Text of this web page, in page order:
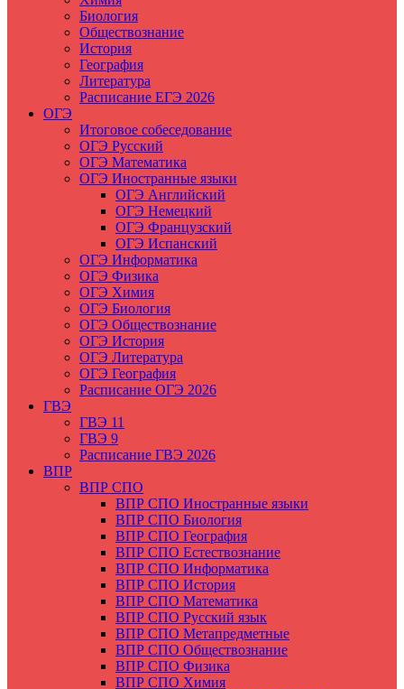
Биология
Обществознание
История
География
Литература
Расписание ЕГЭ 2026
ОГЭ
Итоговое собеседование
ОГЭ Русский
ОГЭ Математика
ОГЭ Иностранные языки
ОГЭ Английский
ОГЭ Немецкий
ОГЭ Французский
ОГЭ Испанский
ОГЭ Информатика
ОГЭ Физика
ОГЭ Химия
ОГЭ Биология
ОГЭ Обществознание
ОГЭ История
ОГЭ Литература
ОГЭ География
Расписание ОГЭ 2026
ГВЭ
ГВЭ 11
ГВЭ 9
Расписание ГВЭ 2026
ВПР
ВПР СПО
ВПР СПО Иностранные языки
ВПР СПО Биология
ВПР СПО География
ВПР СПО Естествознание
ВПР СПО Информатика
ВПР СПО История
ВПР СПО Математика
ВПР СПО Русский язык
ВПР СПО Метапредметные
ВПР СПО Обществознание
ВПР СПО Физика
ВПР СПО Химия